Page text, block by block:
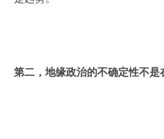
第二，地缘政治的不确定性不是